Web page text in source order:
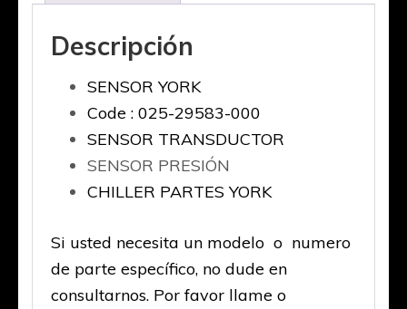
Descripción
SENSOR YORK
Code : 025-29583-000
SENSOR TRANSDUCTOR
SENSOR PRESIÓN
CHILLER PARTES YORK
Si usted necesita un modelo o numero
de parte específico, no dude en
consultarnos. Por favor llame o